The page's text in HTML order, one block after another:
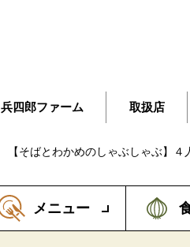
兵四郎ファーム 取扱店
【そばとわかめのしゃぶしゃぶ】４
メニュー